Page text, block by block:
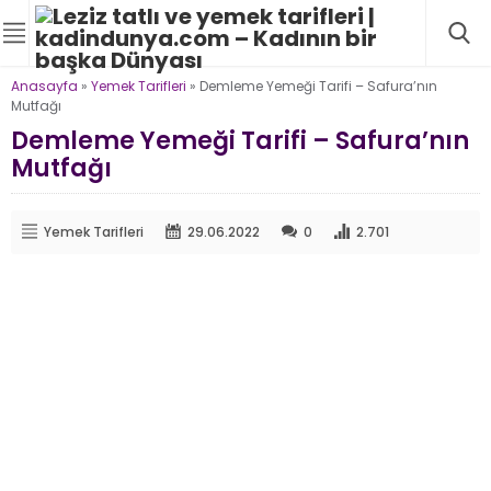
Anasayfa » Yemek Tarifleri » Demleme Yemeği Tarifi – Safura’nın
Mutfağı
Demleme Yemeği Tarifi – Safura’nın
Mutfağı
Yemek Tarifleri 29.06.2022 0 2.701